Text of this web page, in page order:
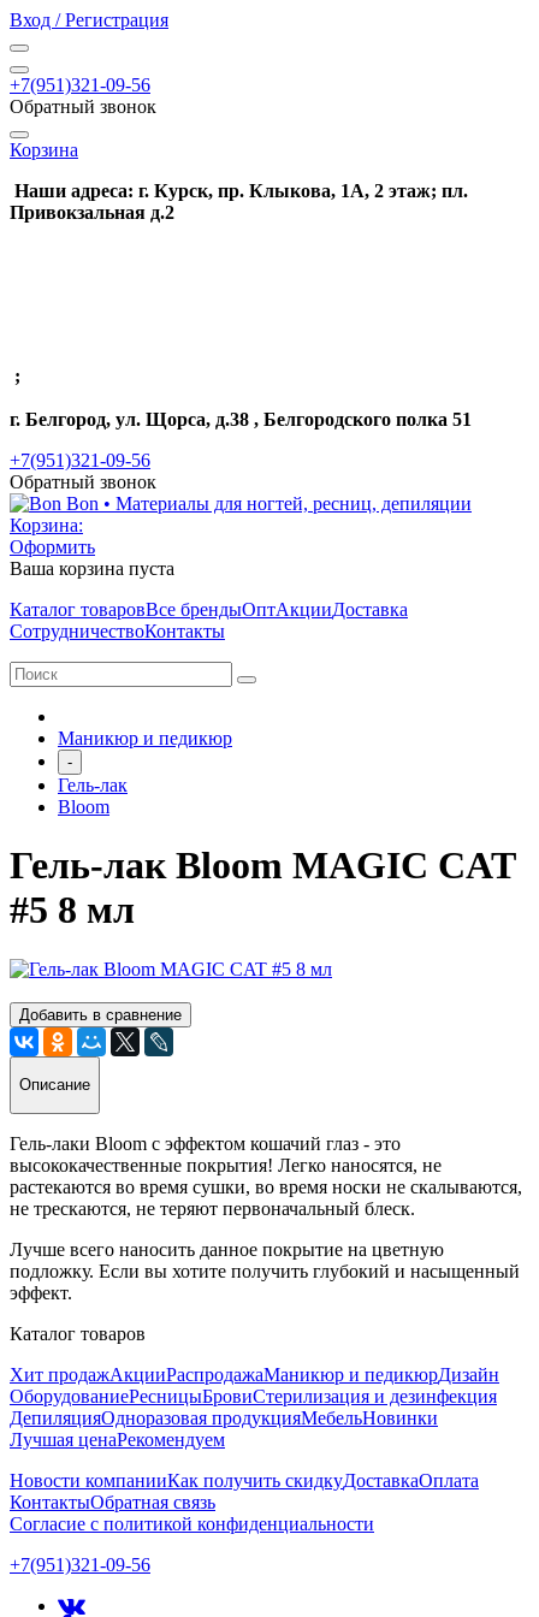
Вход / Регистрация
+7(951)321-09-56
Обратный звонок
Корзина
Наши адреса: г. Курск, пр. Клыкова, 1А, 2 этаж; пл.
Привокзальная д.2
;
г. Белгород, ул. Щорса, д.38 , Белгородского полка 51
+7(951)321-09-56
Обратный звонок
Корзина:
Оформить
Ваша корзина пуста
Каталог товаровВсе брендыОптАкцииДоставка
СотрудничествоКонтакты
Маникюр и педикюр
-
Гель-лак
Bloom
Гель-лак Bloom MAGIC CAT
#5 8 мл
Добавить в сравнение
Описание
Гель-лаки Bloom с эффектом кошачий глаз - это
высококачественные покрытия! Легко наносятся, не
растекаются во время сушки, во время носки не скалываются,
не трескаются, не теряют первоначальный блеск.
Лучше всего наносить данное покрытие на цветную
подложку. Если вы хотите получить глубокий и насыщенный
эффект.
Каталог товаров
Хит продажАкцииРаспродажаМаникюр и педикюрДизайн
ОборудованиеРесницыБровиСтерилизация и дезинфекция
ДепиляцияОдноразовая продукцияМебельНовинки
Лучшая ценаРекомендуем
Новости компанииКак получить скидкуДоставкаОплата
КонтактыОбратная связь
Согласие с политикой конфиденциальности
+7(951)321-09-56